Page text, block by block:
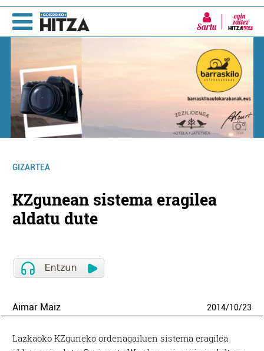
Sartu
GIZARTEA
KZgunean sistema eragilea
aldatu dute
Aimar Maiz 2014/10/23
Lazkaoko KZguneko ordenagailuen sistema eragilea